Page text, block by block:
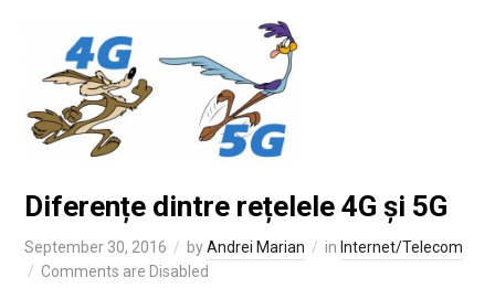
Diferențe dintre rețelele 4G și 5G
September 30, 2016 byAndrei Marian in Internet/Telecom
Comments are Disabled